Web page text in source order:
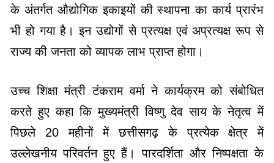
के अंतर्गत औद्योगिक इकाइयों की स्थापना का कार्य प्रारंभ
भी हो गया है। इन उद्योगों से प्रत्यक्ष एवं अप्रत्यक्ष रूप से
राज्य की जनता को व्यापक लाभ प्राप्त होगा।
उच्च शिक्षा मंत्री टंकराम वर्मा ने कार्यक्रम को संबोधित
करते हुए कहा कि मुख्यमंत्री विष्णु देव साय के नेतृत्व में
पिछले 20 महीनों में छत्तीसगढ़ के प्रत्येक क्षेत्र में
उल्लेखनीय परिवर्तन हुए हैं। पारदर्शिता और निष्पक्षता के